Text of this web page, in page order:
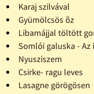
Karaj szilvával
Gyümölcsös õz
Libamájjal töltött
Somlói galuska -
Nyusziszem
Csirke- ragu leves
Lasagne görögösen